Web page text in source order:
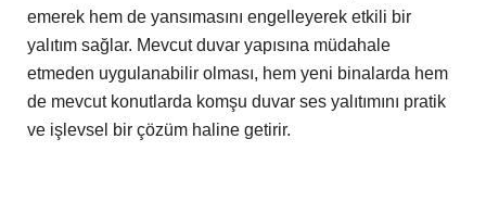
emerek hem de yansımasını engelleyerek etkili bir
yalıtım sağlar. Mevcut duvar yapısına müdahale
etmeden uygulanabilir olması, hem yeni binalarda hem
de mevcut konutlarda komşu duvar ses yalıtımını pratik
ve işlevsel bir çözüm haline getirir.